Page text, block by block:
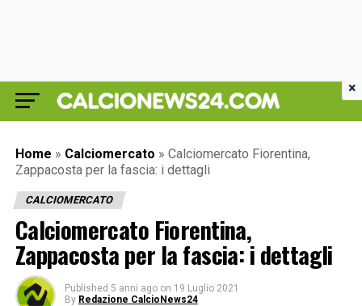
Home » Calciomercato » Calciomercato Fiorentina,
Zappacosta per la fascia: i dettagli
CALCIOMERCATO
Calciomercato Fiorentina,
Zappacosta per la fascia: i dettagli
Published 5 anni ago on 19 Luglio 2021
By Redazione CalcioNews24
×